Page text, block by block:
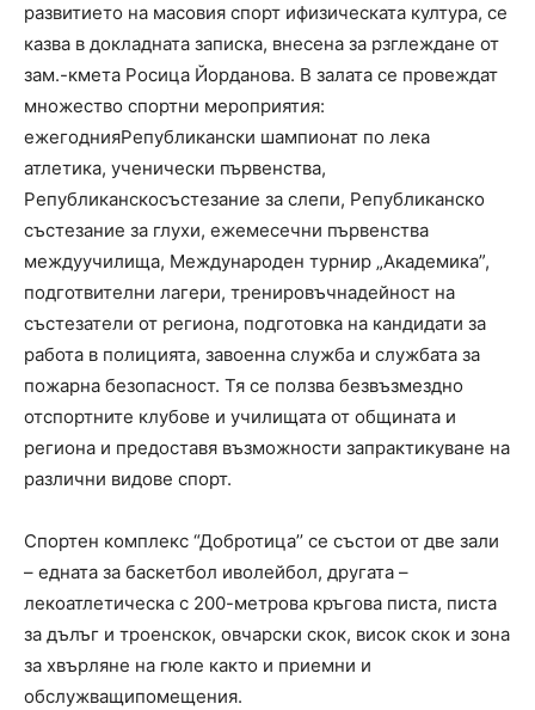
развитието на масовия спорт ифизическата култура, се
казва в докладната записка, внесена за рзглеждане от
зам.-кмета Росица Йорданова. В залата се провеждат
множество спортни мероприятия:
ежегоднияРепубликански шампионат по лека
атлетика, ученически първенства,
Републиканскосъстезание за слепи, Републиканско
състезание за глухи, ежемесечни първенства
междуучилища, Международен турнир „Академика”,
подготвителни лагери, тренировъчнадейност на
състезатели от региона, подготовка на кандидати за
работа в полицията, завоенна служба и службата за
пожарна безопасност. Тя се ползва безвъзмездно
отспортните клубове и училищата от общината и
региона и предоставя възможности запрактикуване на
различни видове спорт.
Спортен комплекс “Добротица’’ се състои от две зали
– едната за баскетбол иволейбол, другата –
лекоатлетическа с 200-метрова кръгова писта, писта
за дълъг и троенскок, овчарски скок, висок скок и зона
за хвърляне на гюле както и приемни и
обслужващипомещения.